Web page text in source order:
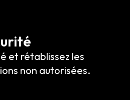
et rétablissez les
non autorisées.